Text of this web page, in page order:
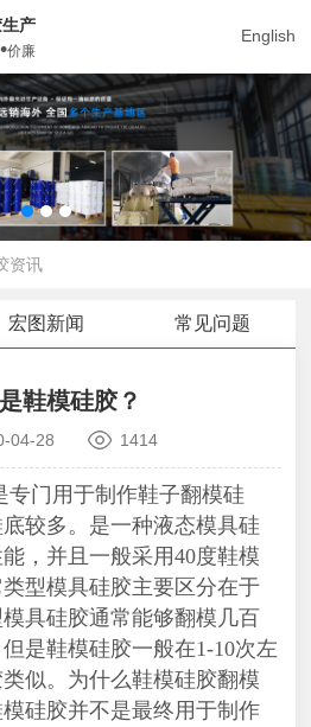
English
产
•价廉
资讯
宏图新闻 常见问题
鞋模硅胶？
04-28 1414
专门用于制作鞋子翻模硅
较多。是一种液态模具硅
，并且一般采用40度鞋模
型模具硅胶主要区分在于
具硅胶通常能够翻模几百
是鞋模硅胶一般在1-10次左
似。为什么鞋模硅胶翻模
硅胶并不是最终用于制作